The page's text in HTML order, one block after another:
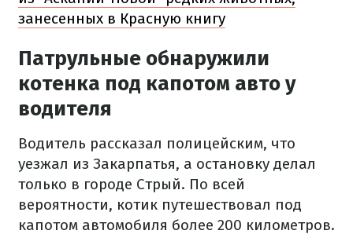
занесенных в Красную книгу
Патрульные обнаружили
котенка под капотом авто у
водителя
Водитель рассказал полицейским, что
уезжал из Закарпатья, а остановку делал
только в городе Стрый. По всей
вероятности, котик путешествовал под
капотом автомобиля более 200 километров.